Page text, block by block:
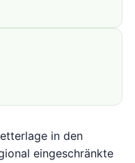
in den
eingeschränkte